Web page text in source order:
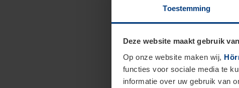
Toestemming
Deze website maakt gebruik
Op onze website maken wij,
functies voor sociale media te
informatie over uw gebruik van